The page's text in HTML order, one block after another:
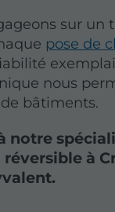
sur un
pose de
nous
bâtiments.
notre
à